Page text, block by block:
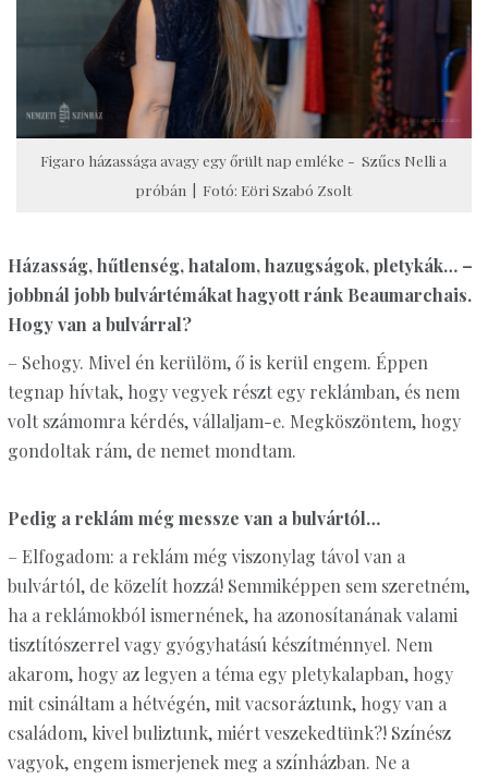
Figaro házassága avagy egy őrült nap emléke - Szűcs Nelli a
próbán | Fotó: Eöri Szabó Zsolt
Házasság, hűtlenség, hatalom, hazugságok, pletykák… –
jobbnál jobb bulvártémákat hagyott ránk Beaumarchais.
Hogy van a bulvárral?
– Sehogy. Mivel én kerülöm, ő is kerül engem. Éppen
tegnap hívtak, hogy vegyek részt egy reklámban, és nem
volt számomra kérdés, vállaljam-e. Megköszöntem, hogy
gondoltak rám, de nemet mondtam.
Pedig a reklám még messze van a bulvártól…
– Elfogadom: a reklám még viszonylag távol van a
bulvártól, de közelít hozzá! Semmiképpen sem szeretném,
ha a reklámokból ismernének, ha azonosítanának valami
tisztítószerrel vagy gyógyhatású készítménnyel. Nem
akarom, hogy az legyen a téma egy pletykalapban, hogy
mit csináltam a hétvégén, mit vacsoráztunk, hogy van a
családom, kivel buliztunk, miért veszekedtünk?! Színész
vagyok, engem ismerjenek meg a színházban. Ne a